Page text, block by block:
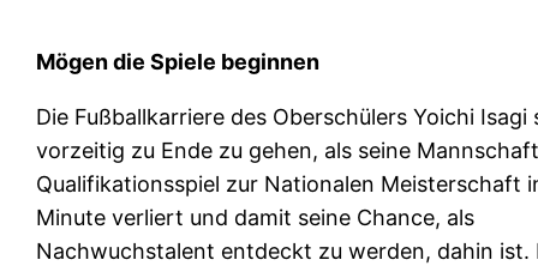
Mögen die Spiele beginnen
Die Fußballkarriere des Oberschülers Yoichi Isagi
vorzeitig zu Ende zu gehen, als seine
Qualifikationsspiel zur Nationalen Meisterschaft
Minute verliert und damit seine Chance, als
Nachwuchstalent entdeckt zu werden, dahin ist.